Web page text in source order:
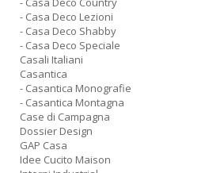
- Casa Deco Lezioni
- Casa Deco Shabby
- Casa Deco Speciale
Casali Italiani
Casantica
- Casantica Monografie
- Casantica Montagna
Case di Campagna
Dossier Design
GAP Casa
Idee Cucito Maison